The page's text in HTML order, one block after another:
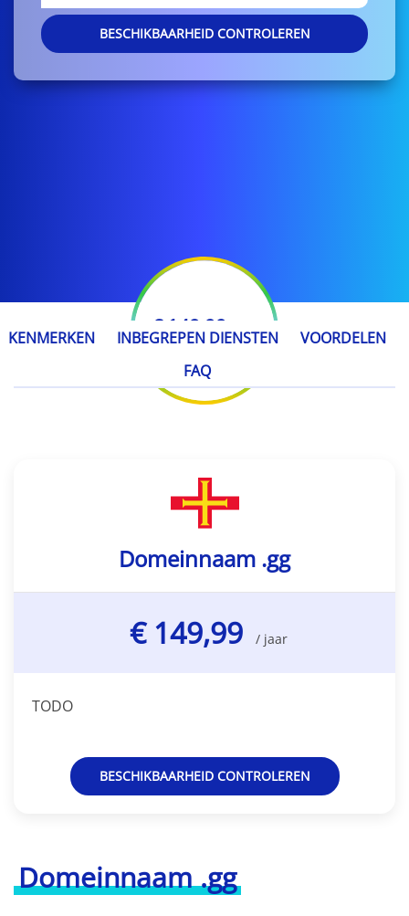
BESCHIKBAARHEID CONTROLEREN
€ 149,99 / jaar
KENMERKEN INBEGREPEN DIENSTEN
VOORDELEN
FAQ
Domeinnaam .gg
Domeinnaam .gg
€ 149,99 / jaar
TODO
BESCHIKBAARHEID CONTROLEREN